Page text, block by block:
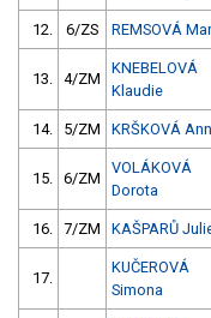
12. 6/ZS REMSOVÁ
13. 4/ZM
KNEBELOVÁ
Klaudie
14. 5/ZM KRŠKOVÁ
15. 6/ZM
VOLÁKOVÁ
Dorota
16. 7/ZM KAŠPARŮ
17.
KUČEROVÁ
Simona